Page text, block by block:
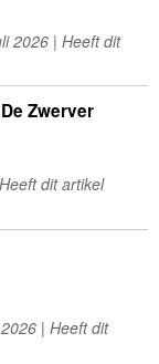
2026 | Heeft dit
Zwerver
dit artikel
| Heeft dit